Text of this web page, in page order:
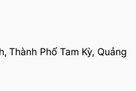
Thành Phố Tam Kỳ, Quảng